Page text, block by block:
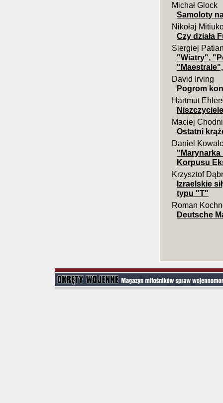
Michał Glock
Samoloty
Nikołaj
Czy działa
Siergiej
"Wiatry",
David Irving
Pogrom
Hartmut
Maciej
Ostatni
Daniel
Korpusu
Krzysztof
Izraelskie
typu "T"
Roman
Deutsche